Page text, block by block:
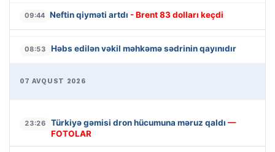
09:44 Neftin qiyməti artdı - Brent 83 dolları keçdi
08:53 Həbs edilən vəkil məhkəmə sədrinin qayınıdır
07 AVQUST 2026
23:26 Türkiyə gəmisi dron hücumuna məruz qaldı —
FOTOLAR